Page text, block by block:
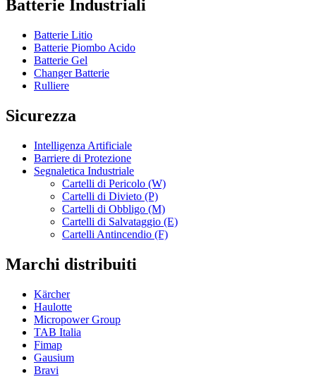
Batterie Industriali
Batterie Litio
Batterie Piombo Acido
Batterie Gel
Changer Batterie
Rulliere
Sicurezza
Intelligenza Artificiale
Barriere di Protezione
Segnaletica Industriale
Cartelli di Pericolo (W)
Cartelli di Divieto (P)
Cartelli di Obbligo (M)
Cartelli di Salvataggio (E)
Cartelli Antincendio (F)
Marchi distribuiti
Kärcher
Haulotte
Micropower Group
TAB Italia
Fimap
Gausium
Bravi